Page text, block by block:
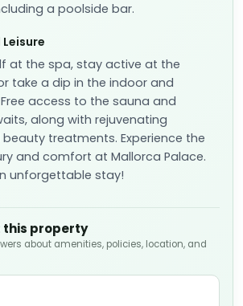
a poolside bar.
at the spa, stay active at the
take a dip in the indoor and
access to the sauna and
along with rejuvenating
treatments. Experience the
and comfort at Mallorca Palace.
unforgettable stay!
this property
about amenities, policies, location, and